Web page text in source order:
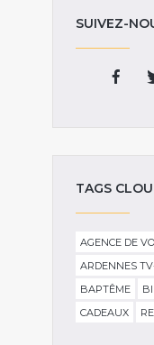
SUIVEZ-
TAGS
AGENCE DE
ARDENNES
BAPTÊME
CADEAUX